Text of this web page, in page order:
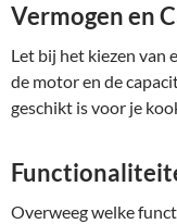
Vermogen en
Let bij het kiezen van
de motor en de
geschikt is voor je
Overweeg welke